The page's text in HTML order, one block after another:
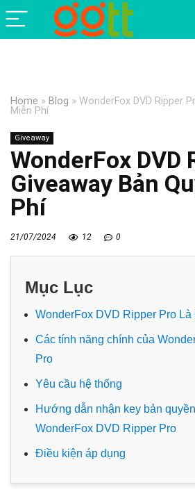
Home » Blog » WonderFox DVD Ripper
Miễn Phí
Giveaway
WonderFox DVD
Giveaway Bản
Phí
21/07/2024 12 0
Mục Lục
WonderFox DVD Ripper Pro Là
Các tính năng chính của
Pro
Yêu cầu hệ thống
Hướng dẫn nhận key bản
WonderFox DVD Ripper Pro
Điều kiện áp dụng